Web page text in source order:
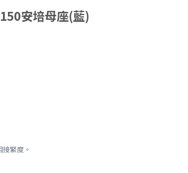
安培母座(藍)
緊度。